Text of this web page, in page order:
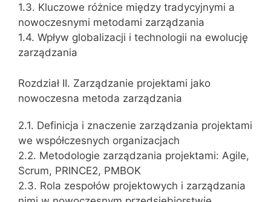
1.3. Kluczowe różnice między tradycyjnymi a
nowoczesnymi metodami zarządzania
1.4. Wpływ globalizacji i technologii na ewolucję
zarządzania
Rozdział II. Zarządzanie projektami jako
nowoczesna metoda zarządzania
2.1. Definicja i znaczenie zarządzania projektami
we współczesnych organizacjach
2.2. Metodologie zarządzania projektami: Agile,
Scrum, PRINCE2, PMBOK
2.3. Rola zespołów projektowych i zarządzania